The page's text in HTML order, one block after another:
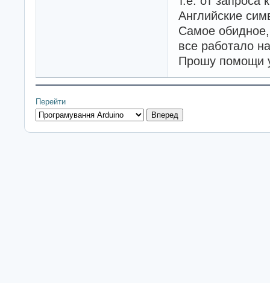
Английские
Самое
все работало
Прошу помощи
Перейти